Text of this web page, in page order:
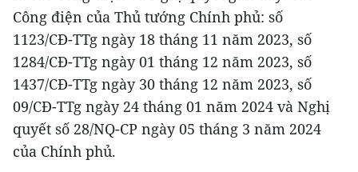
Công điện của Thủ tướng Chính phủ: số
1123/CĐ-TTg ngày 18 tháng 11 năm 2023, số
1284/CĐ-TTg ngày 01 tháng 12 năm 2023, số
1437/CĐ-TTg ngày 30 tháng 12 năm 2023, số
09/CĐ-TTg ngày 24 tháng 01 năm 2024 và Nghị
quyết số 28/NQ-CP ngày 05 tháng 3 năm 2024
của Chính phủ.